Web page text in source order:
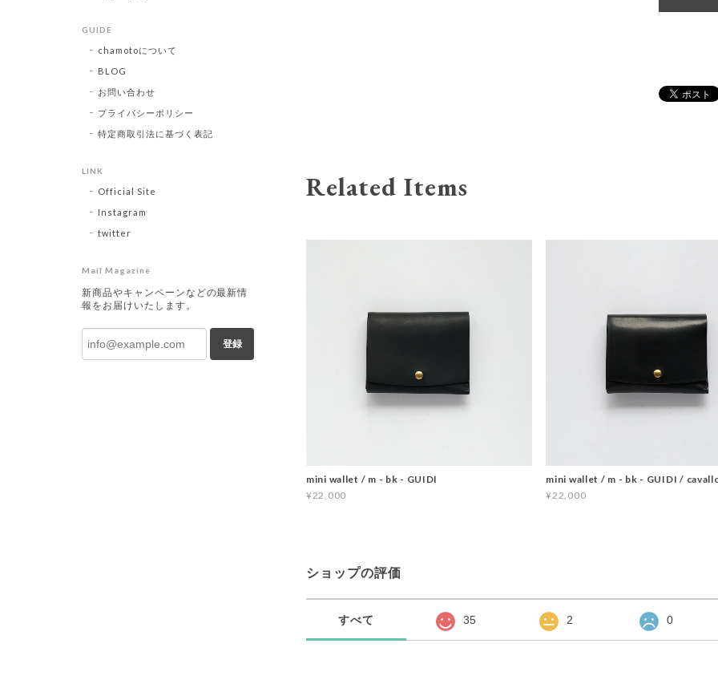
Related Items
mini wallet / m - bk - GUIDI
¥22,000
mini wallet / m - bk - GUIDI /
¥22,000
ショップの評価
すべて 35 2 0
GUIDE
chamotoについて
BLOG
お問い合わせ
プライバシーポリシー
特定商取引法に基づく表記
LINK
Official Site
Instagram
twitter
Mail Magazine
新商品やキャンペーンなどの最新情
報をお届けいたします。
登録